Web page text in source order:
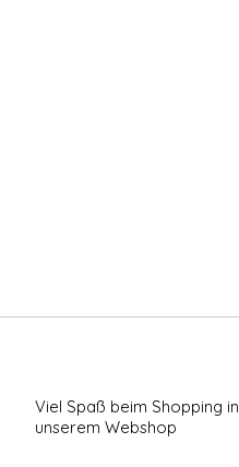
Viel Spaß beim Shopping in
unserem Webshop